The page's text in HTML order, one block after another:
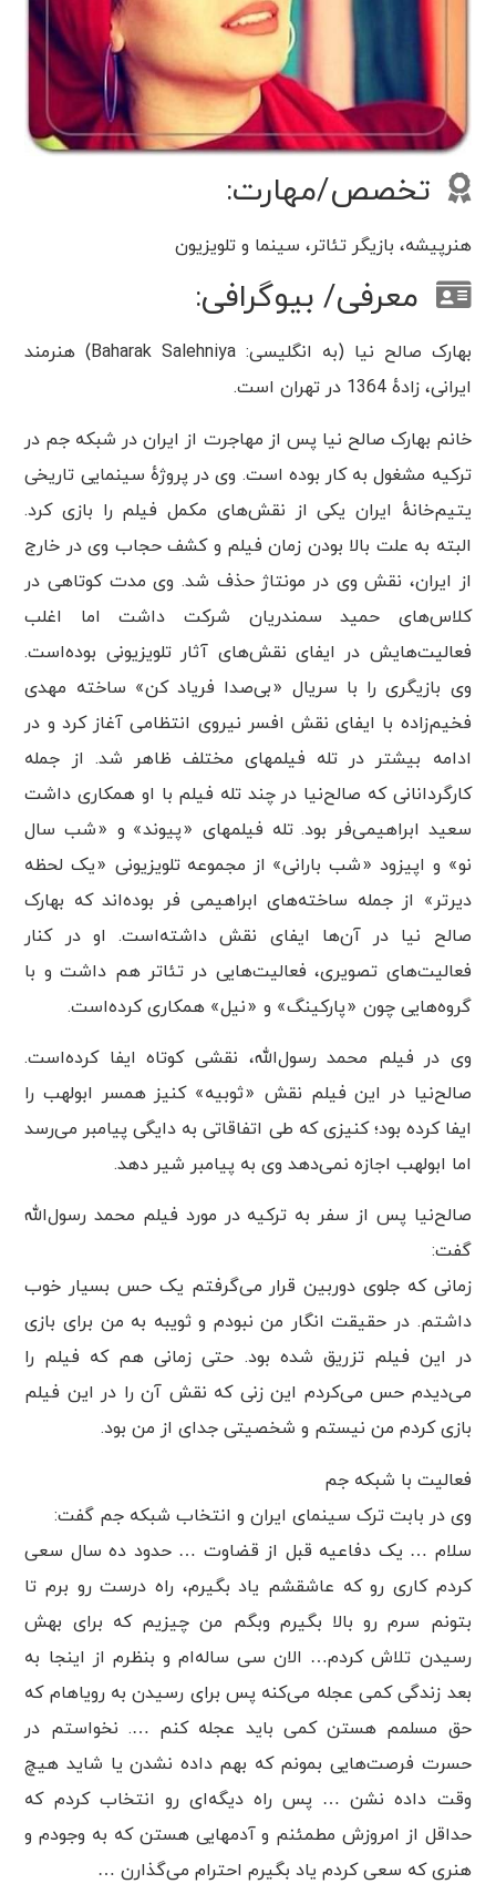
تخصص/مهارت:
هنرپیشه، بازیگر تئاتر، سینما و تلویزیون
معرفی/ بیوگرافی:
بهارک صالح نیا (به انگلیسی: Baharak Salehniya) هنرمند
ایرانی، زادهٔ 1364 در تهران است.
خانم بهارک صالح نیا پس از مهاجرت از ایران در شبکه جم در
ترکیه مشغول به کار بوده است. وی در پروژهٔ سینمایی تاریخی
یتیم‌خانهٔ ایران یکی از نقش‌های مکمل فیلم را بازی کرد.
البته به علت بالا بودن زمان فیلم و کشف حجاب وی در خارج
از ایران، نقش وی در مونتاژ حذف شد. وی مدت کوتاهی در
کلاس‌های حمید سمندریان شرکت داشت اما اغلب
فعالیت‌هایش در ایفای نقش‌های آثار تلویزیونی بوده‌است.
وی بازیگری را با سریال «بی‌صدا فریاد کن» ساخته مهدی
فخیم‌زاده با ایفای نقش افسر نیروی انتظامی آغاز کرد و در
ادامه بیشتر در تله فیلمهای مختلف ظاهر شد. از جمله
کارگردانانی که صالح‌نیا در چند تله فیلم با او همکاری داشت
سعید ابراهیمی‌فر بود. تله فیلمهای «پیوند» و «شب سال
نو» و اپیزود «شب بارانی» از مجموعه تلویزیونی «یک لحظه
دیرتر» از جمله ساخته‌های ابراهیمی فر بوده‌اند که بهارک
صالح نیا در آن‌ها ایفای نقش داشته‌است. او در کنار
فعالیت‌های تصویری، فعالیت‌هایی در تئاتر هم داشت و با
گروه‌هایی چون «پارکینگ» و «نیل» همکاری کرده‌است.
وی در فیلم محمد رسول‌الله، نقشی کوتاه ایفا کرده‌است.
صالح‌نیا در این فیلم نقش «ثوبیه» کنیز همسر ابولهب را
ایفا کرده بود؛ کنیزی که طی اتفاقاتی به دایگی پیامبر می‌رسد
اما ابولهب اجازه نمی‌دهد وی به پیامبر شیر دهد.
صالح‌نیا پس از سفر به ترکیه در مورد فیلم محمد رسول‌الله
گفت:
زمانی که جلوی دوربین قرار می‌گرفتم یک حس بسیار خوب
داشتم. در حقیقت انگار من نبودم و ثویبه به من برای بازی
در این فیلم تزریق شده بود. حتی زمانی هم که فیلم را
می‌دیدم حس می‌کردم این زنی که نقش آن را در این فیلم
بازی کردم من نیستم و شخصیتی جدای از من بود.
فعالیت با شبکه جم
وی در بابت ترک سینمای ایران و انتخاب شبکه جم گفت:
سلام … یک دفاعیه قبل از قضاوت … حدود ده سال سعی
کردم کاری رو که عاشقشم یاد بگیرم، راه درست رو برم تا
بتونم سرم رو بالا بگیرم وبگم من چیزیم که برای بهش
رسیدن تلاش کردم… الان سی ساله‌ام و بنظرم از اینجا به
بعد زندگی کمی عجله می‌کنه پس برای رسیدن به رویاهام که
حق مسلمم هستن کمی باید عجله کنم …. نخواستم در
حسرت فرصت‌هایی بمونم که بهم داده نشدن یا شاید هیچ
وقت داده نشن … پس راه دیگه‌ای رو انتخاب کردم که
حداقل از امروزش مطمئنم و آدمهایی هستن که به وجودم و
هنری که سعی کردم یاد بگیرم احترام می‌گذارن …